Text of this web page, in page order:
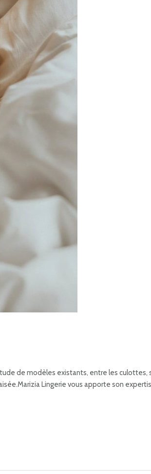
de modèles existants, entre les culottes,
Lingerie vous apporte son